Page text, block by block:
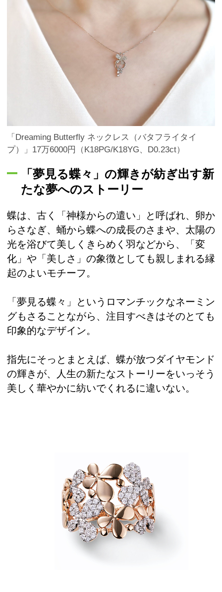
「Dreaming Butterfly ネックレス（バタフライタイ
プ）」17万6000円（K18PG/K18YG、D0.23ct）
「夢見る蝶々」の輝きが紡ぎ出す新
たな夢へのストーリー
蝶は、古く「神様からの遣い」と呼ばれ、卵か
らさなぎ、蛹から蝶への成長のさまや、太陽の
光を浴びて美しくきらめく羽などから、「変
化」や「美しさ」の象徴としても親しまれる縁
起のよいモチーフ。
「夢見る蝶々」というロマンチックなネーミン
グもさることながら、注目すべきはそのとても
印象的なデザイン。
指先にそっとまとえば、蝶が放つダイヤモンド
の輝きが、人生の新たなストーリーをいっそう
美しく華やかに紡いでくれるに違いない。